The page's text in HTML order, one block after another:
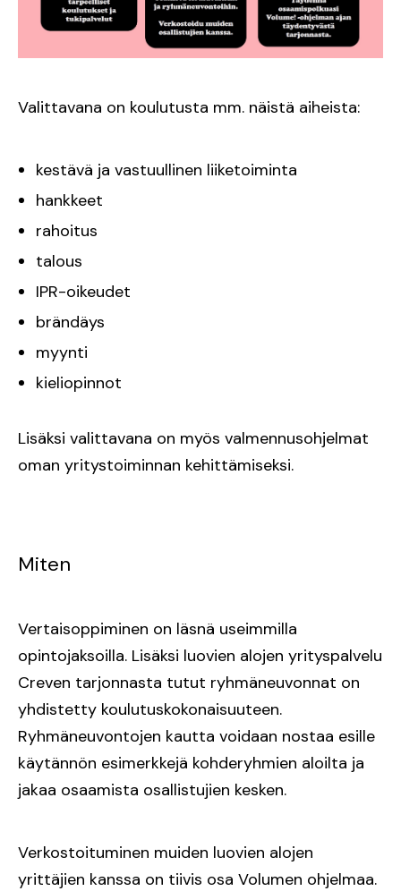
Valittavana on koulutusta mm. näistä aiheista:
kestävä ja vastuullinen liiketoiminta
hankkeet
rahoitus
talous
IPR-oikeudet
brändäys
myynti
kieliopinnot
Lisäksi valittavana on myös valmennusohjelmat
oman yritystoiminnan kehittämiseksi.
Miten
Vertaisoppiminen on läsnä useimmilla
opintojaksoilla. Lisäksi luovien alojen yrityspalvelu
Creven tarjonnasta tutut ryhmäneuvonnat on
yhdistetty koulutuskokonaisuuteen.
Ryhmäneuvontojen kautta voidaan nostaa esille
käytännön esimerkkejä kohderyhmien aloilta ja
jakaa osaamista osallistujien kesken.
Verkostoituminen muiden luovien alojen
yrittäjien kanssa on tiivis osa Volumen ohjelmaa.